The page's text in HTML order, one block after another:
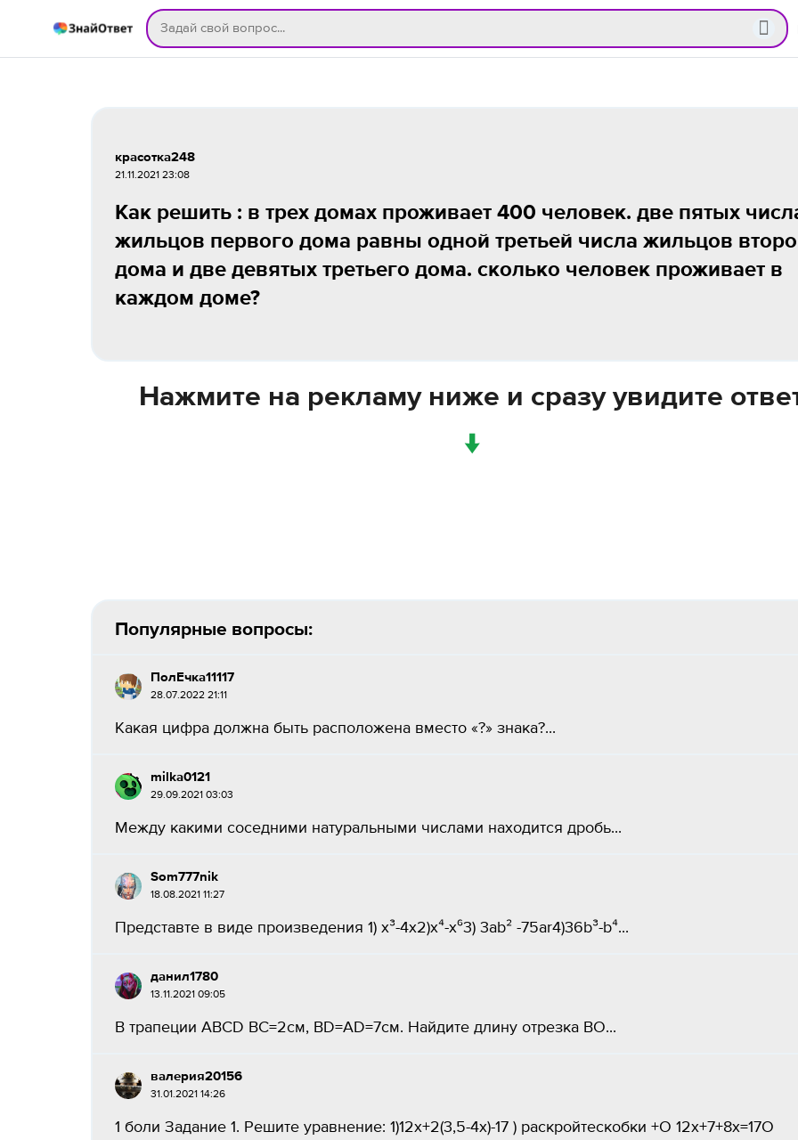
красотка248
21.11.2021 23:08
Как решить : в трех домах проживает 400 человек. две пятых
жильцов первого дома равны одной третьей числа жильцов
дома и две девятых третьего дома. сколько человек проживает в
каждом доме?
Нажмите на рекламу ниже и сразу увидите
↓
Популярные вопросы:
ПолЕчка11117
28.07.2022 21:11
Какая цифра должна быть расположена вместо «?» знака?...
milka0121
29.09.2021 03:03
Между какими соседними натуральными числами находится дробь​...
Som777nik
18.08.2021 11:27
Представте в виде произведения 1) x³-4x2)x⁴-x⁶3) 3ab² -75ar4)36b³-b⁴​...
данил1780
13.11.2021 09:05
В трапеции ABCD BC=2см, BD=AD=7см. Найдите длину отрезка BO​...
валерия20156
31.01.2021 14:26
1 боли Задание 1. Решите уравнение: 1)12x+2(3,5-4x)-17 ) раскройтескобки +О 12х+7+8x=17О